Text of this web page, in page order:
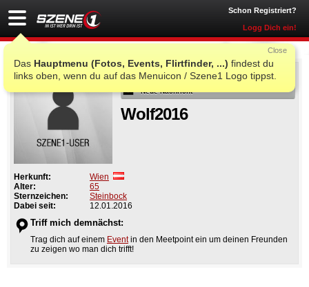
Schon Registriert?
Logg Dich ein!
Das Hauptmenu (Fotos, Events, Flirtfinder, ...) findest du
links oben, wenn du auf das Menuicon / Szene1 Logo tippst.
Close
Als Freund
Neue Nachricht
Wolf2016
Herkunft:
Wien
Alter:
65
Sternzeichen:
Steinbock
Dabei seit:
12.01.2016
Triff mich demnächst:
Trag dich auf einem Eventin den Meetpoint ein um deinen Freunden
zu zeigen wo man dich trifft!